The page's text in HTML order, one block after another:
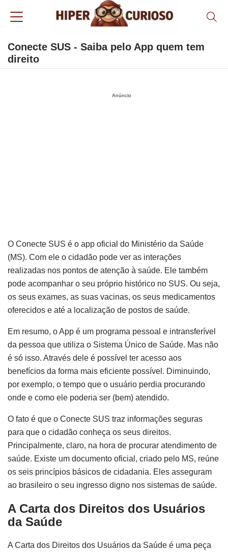
Conecte SUS - Saiba pelo App quem tem
direito
Anúncio
O Conecte SUS é o app oficial do Ministério da Saúde
(MS). Com ele o cidadão pode ver as interações
realizadas nos pontos de atenção à saúde. Ele também
pode acompanhar o seu próprio histórico no SUS. Ou seja,
os seus exames, as suas vacinas, os seus medicamentos
oferecidos e até a localização de postos de saúde.
Em resumo, o App é um programa pessoal e intransferível
da pessoa que utiliza o Sistema Único de Saúde. Mas não
é só isso. Através dele é possível ter acesso aos
benefícios da forma mais eficiente possível. Diminuindo,
por exemplo, o tempo que o usuário perdia procurando
onde e como ele poderia ser (bem) atendido.
O fato é que o Conecte SUS traz informações seguras
para que o cidadão conheça os seus direitos.
Principalmente, claro, na hora de procurar atendimento de
saúde. Existe um documento oficial, criado pelo MS, reúne
os seis princípios básicos de cidadania. Eles asseguram
ao brasileiro o seu ingresso digno nos sistemas de saúde.
A Carta dos Direitos dos Usuários
da Saúde
A Carta dos Direitos dos Usuários da Saúde é uma peça